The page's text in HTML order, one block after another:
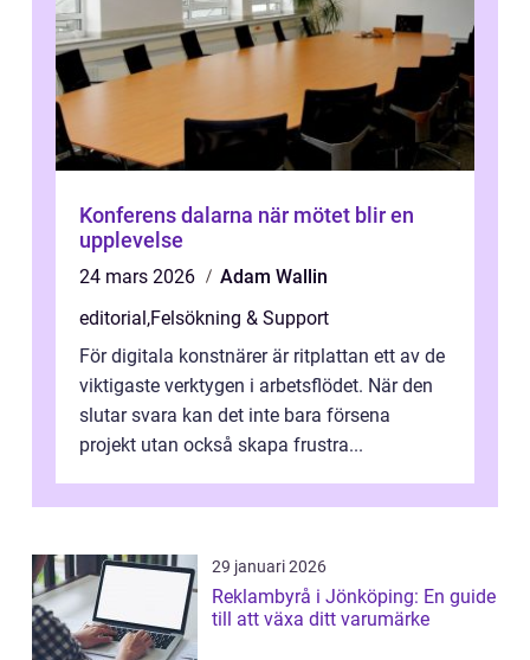
Konferens dalarna när mötet blir en
upplevelse
24 mars 2026
Adam Wallin
editorial ,Felsökning & Support
För digitala konstnärer är ritplattan ett av de
viktigaste verktygen i arbetsflödet. När den
slutar svara kan det inte bara försena
projekt utan också skapa frustra...
29 januari 2026
Reklambyrå i Jönköping: En guide
till att växa ditt varumärke